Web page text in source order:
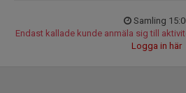
Samling
Endast kallade kunde anmäla sig till
Logga in här